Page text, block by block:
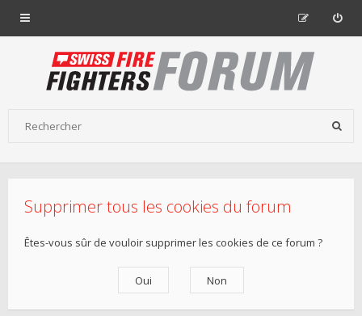
Supprimer tous les cookies du forum
Êtes-vous sûr de vouloir supprimer les cookies de ce forum ?